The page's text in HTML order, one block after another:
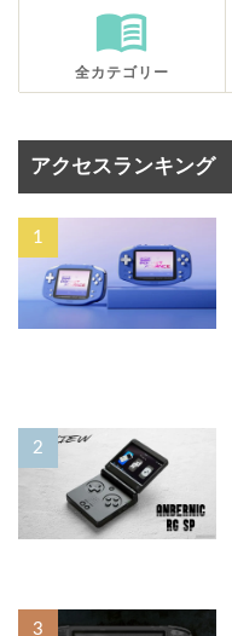
menu_book
全カテゴリー
アクセスランキング